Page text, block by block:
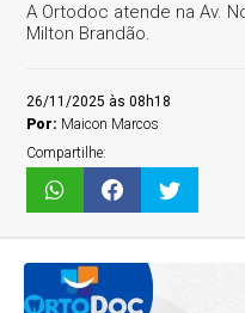
A Ortodoc atende na Av.
Milton Brandão.
26/11/2025 às 08h18
Por: Maicon Marcos
Compartilhe: